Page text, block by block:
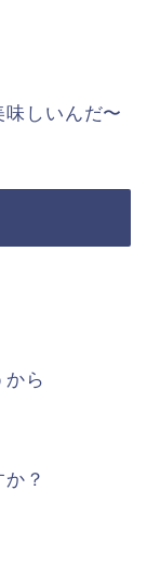
しいんだ〜
ら
？